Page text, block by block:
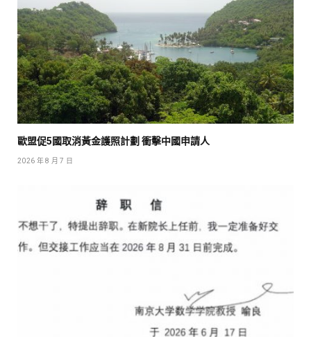
歐盟促5國取消黃金護照計劃 衝擊中國申請人
2026 年 8 月 7 日